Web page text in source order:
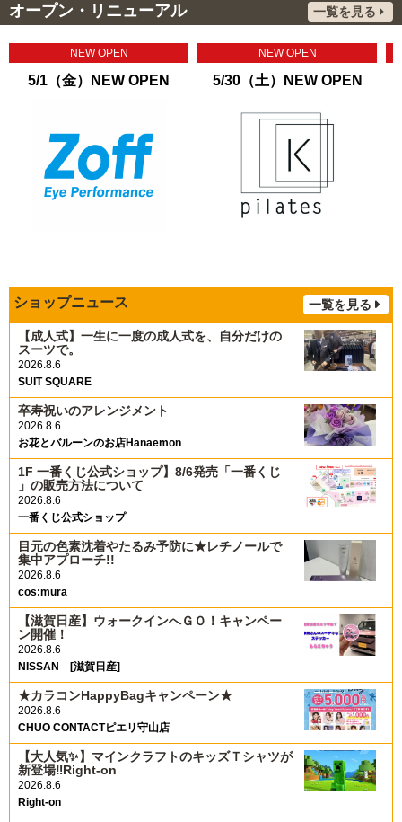
オープン・リニューアル 一覧を見る
NEW OPEN
5/1（金）NEW OPEN
NEW OPEN
5/30（土）NEW OPEN
ショップニュース 一覧を見る
【成人式】一生に一度の成人式を、自分だけの
スーツで。
2026.8.6
SUIT SQUARE
卒寿祝いのアレンジメント
2026.8.6
お花とバルーンのお店Hanaemon
1F 一番くじ公式ショップ】8/6発売「一番くじ
」の販売方法について
2026.8.6
一番くじ公式ショップ
目元の色素沈着やたるみ予防に★レチノールで
集中アプローチ!!
2026.8.6
cos:mura
【滋賀日産】ウォークインへＧＯ！キャンペー
ン開催！
2026.8.6
NISSAN [滋賀日産]
★カラコンHappyBagキャンペーン★
2026.8.6
CHUO CONTACTピエリ守山店
【大人気✨️】マインクラフトのキッズＴシャツが
新登場‼️Right-on
2026.8.6
Right-on